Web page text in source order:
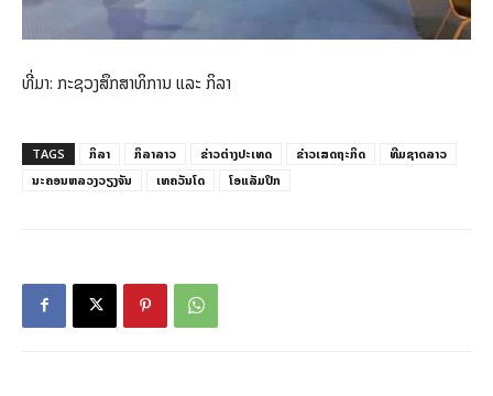
ທີ່ມາ: ກະຊວງສຶກສາທິການ ແລະ ກິລາ
TAGS ກິລາ ກິລາລາວ ຂ່າວ​ຕ່າງ​ປະເທດ ຂ່າວເສດຖະກິດ
ທີມຊາດລາວ
ນະຄອນຫລວງວຽງຈັນ
ເທຄວັນໂດ ໂອແລັມປິກ